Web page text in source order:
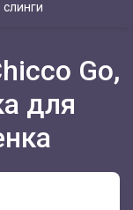
слинги
Go,
для